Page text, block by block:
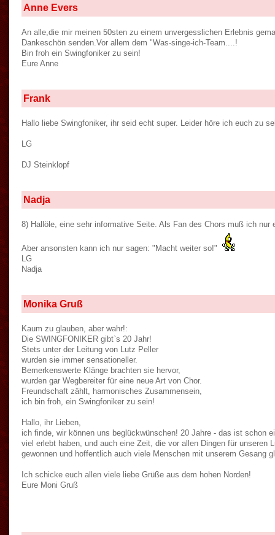
Anne Evers
An alle,die mir meinen 50sten zu einem unvergesslichen Erlebnis
Dankeschön senden.Vor allem dem "Was-singe-ich-Team....!
Bin froh ein Swingfoniker zu sein!
Eure Anne
Frank
Hallo liebe Swingfoniker, ihr seid echt super. Leider höre ich euch zu
LG
DJ Steinklopf
Nadja
8) Hallöle, eine sehr informative Seite. Als Fan des Chors muß ich
Aber ansonsten kann ich nur sagen: "Macht weiter so!"
LG
Nadja
Monika Gruß
Kaum zu glauben, aber wahr!:
Die SWINGFONIKER gibt`s 20 Jahr!
Stets unter der Leitung von Lutz Peller
wurden sie immer sensationeller.
Bemerkenswerte Klänge brachten sie hervor,
wurden gar Wegbereiter für eine neue Art von Chor.
Freundschaft zählt, harmonisches Zusammensein,
ich bin froh, ein Swingfoniker zu sein!
Hallo, ihr Lieben,
ich finde, wir können uns beglückwünschen! 20 Jahre - das ist schon
viel erlebt haben, und auch eine Zeit, die vor allen Dingen für
gewonnen und hoffentlich auch viele Menschen mit unserem
Ich schicke euch allen viele liebe Grüße aus dem hohen Norden!
Eure Moni Gruß